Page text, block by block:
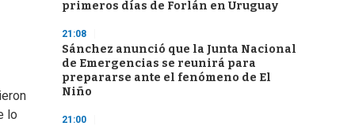
lo
primeros días de Forlán en Uruguay
21:08
Sánchez anunció que la Junta Nacional
de Emergencias se reunirá para
prepararse ante el fenómeno de El
Niño
21:00